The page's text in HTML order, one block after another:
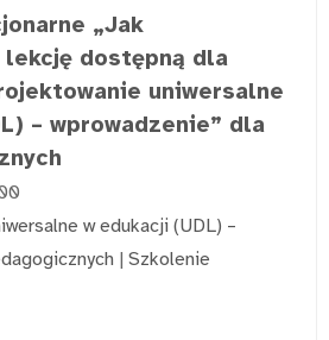
„Jak
dostępną dla
uniwersalne
– wprowadzenie” dla
w edukacji (UDL) –
| Szkolenie